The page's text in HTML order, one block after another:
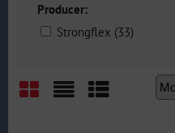
Producer:
Strongflex (33)